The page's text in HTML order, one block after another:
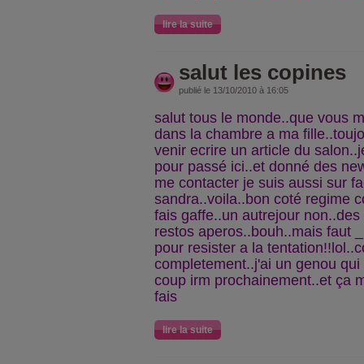
lire la suite
salut les copines
publié le 13/10/2010 à 16:05
salut tous le monde..que vous
dans la chambre a ma
venir ecrire un article du
pour passé ici..et donné des
me contacter je suis aussi sur
sandra..voila..bon coté regime
fais gaffe..un autrejour
restos aperos..bouh..mais faut
pour resister a la
completement..j'ai un genou
coup irm prochainement..et ça
fais
lire la suite